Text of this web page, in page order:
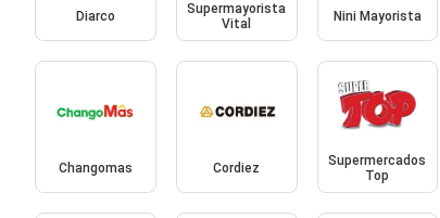
Diarco
Supermayorista
Vital
Nini Mayorista
Changomas Cordiez
Supermercados
Top